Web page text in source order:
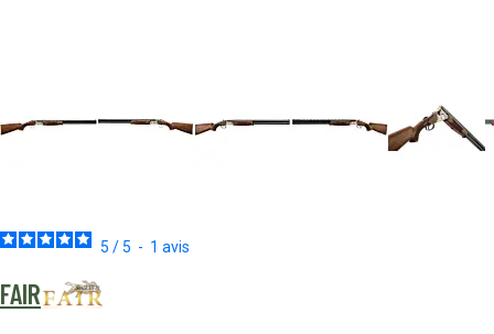
5 /5 - 1 avis
FAIR